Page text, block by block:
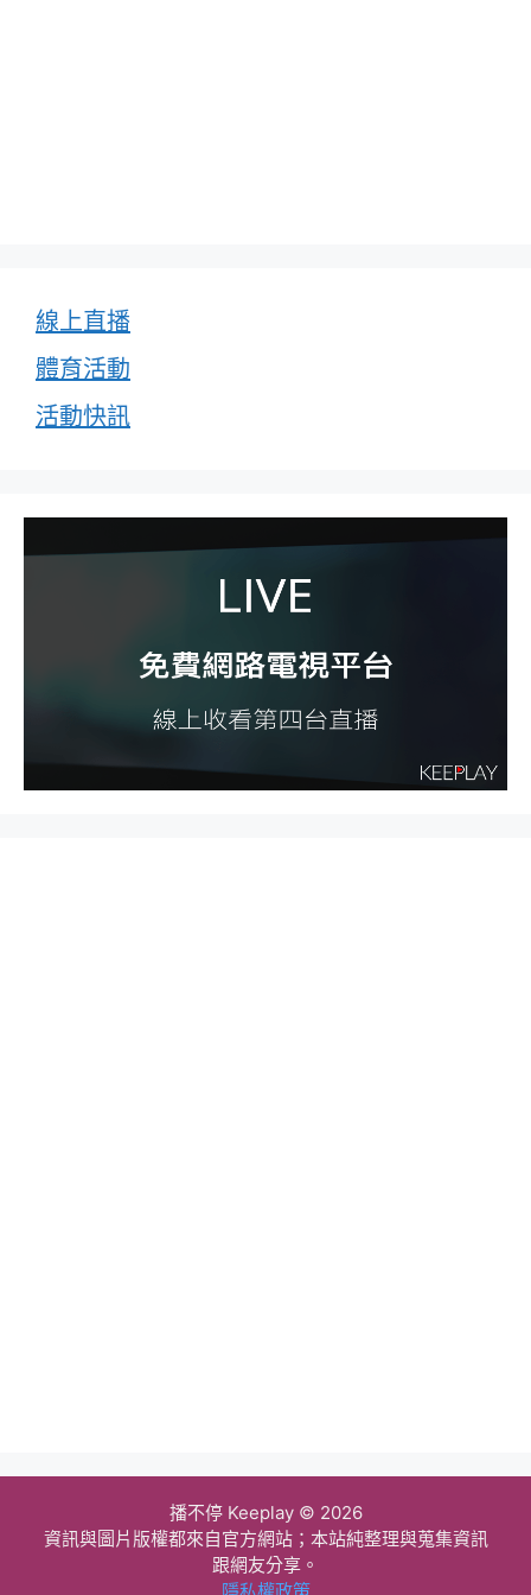
線上直播
體育活動
活動快訊
播不停 Keeplay © 2026
資訊與圖片版權都來自官方網站；本站純整理與蒐集資訊
跟網友分享。